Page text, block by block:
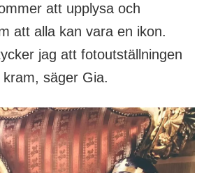
att upplysa och
att alla kan vara en ikon.
jag att fotoutställningen
säger Gia.